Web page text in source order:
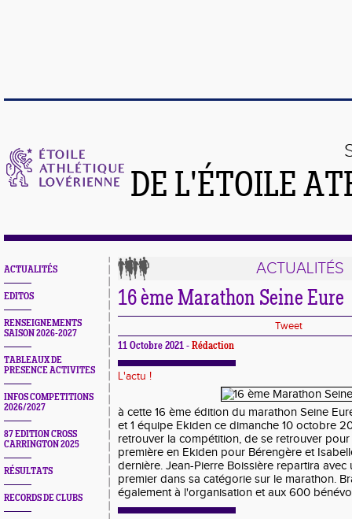
DE L'ÉTOILE
ACTUALITÉS
EDITOS
RENSEIGNEMENTS
SAISON 2026-2027
TABLEAUX DE
PRESENCE ACTIVITES
INFOS COMPETITIONS
2026/2027
87 EDITION CROSS
CARRINGTON 2025
RÉSULTATS
RECORDS DE CLUBS
ACTUALITÉS
16 ème Marathon Seine Eure
Tweet
11 Octobre 2021 - Rédaction
L'actu !
à cette 16 ème édition du marathon Seine
et 1 équipe Ekiden ce dimanche 10 octobre
retrouver la compétition, de se retrouver
première en Ekiden pour Bérengère et
dernière. Jean-Pierre Boissière repartira
premier dans sa catégorie sur le marathon.
également à l'organisation et aux 600